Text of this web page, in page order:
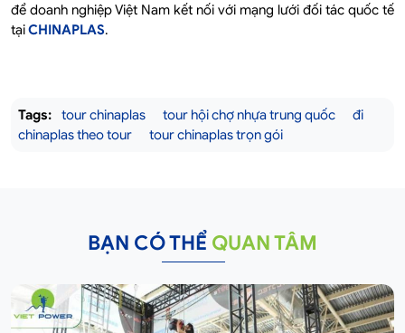
để doanh nghiệp Việt Nam kết nối với mạng lưới đối tác quốc tế
tạiCHINAPLAS.
Tags: tour chinaplas tour hội chợ nhựa trung quốc
đi
chinaplas theo tour
tour chinaplas trọn gói
BẠN CÓ THỂ QUAN TÂM